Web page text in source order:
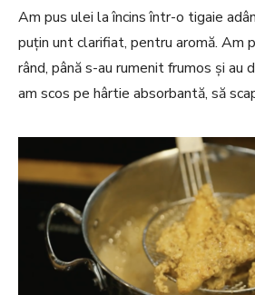
Am pus ulei la încins într-o tigaie
puțin unt clarifiat, pentru aromă. Am
rând, până s-au rumenit frumos și au
am scos pe hârtie absorbantă, să